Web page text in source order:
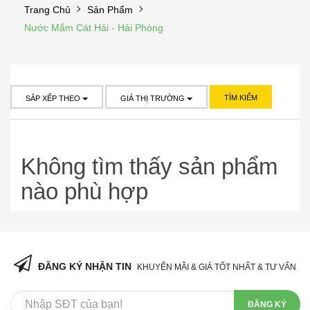
Trang Chủ
Sản Phẩm
Nước Mắm Cát Hải - Hải Phòng
SẮP XẾP THEO GIÁ THỊ TRƯỜNG TÌM KIẾM
Không tìm thấy sản phẩm
nào phù hợp
ĐĂNG KÝ NHẬN TIN KHUYẾN MÃI & GIÁ TỐT NHẤT & TƯ VẤN
ĐĂNG KÝ